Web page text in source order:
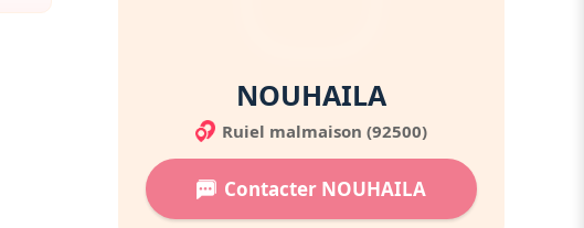
NOUHAILA
Ruiel malmaison (92500)
Contacter NOUHAILA